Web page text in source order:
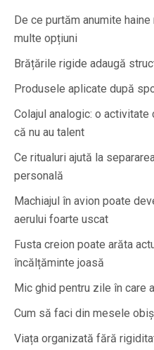
De ce purtăm anumite
multe opțiuni
Brățările rigide adaugă
Produsele aplicate după
Colajul analogic: o
că nu au talent
Ce ritualuri ajută la
personală
Machiajul în avion poate
aerului foarte uscat
Fusta creion poate arăta
încălțăminte joasă
Mic ghid pentru zile în care
Cum să faci din mesele
Viața organizată fără